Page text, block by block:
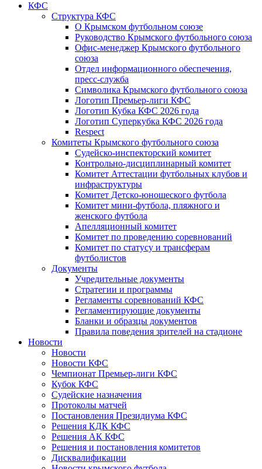
КФС
Структура КФС
О Крымском футбольном союзе
Руководство Крымского футбольного союза
Офис-менеджер Крымского футбольного
союза
Отдел информационного обеспечения,
пресс-служба
Символика Крымского футбольного союза
Логотип Премьер-лиги КФС
Логотип Кубка КФС 2026 года
Логотип Суперкубка КФС 2026 года
Respect
Комитеты Крымского футбольного союза
Судейско-инспекторский комитет
Контрольно-дисциплинарный комитет
Комитет Аттестации футбольных клубов и
инфраструктуры
Комитет Детско-юношеского футбола
Комитет мини-футбола, пляжного и
женского футбола
Апелляционный комитет
Комитет по проведению соревнований
Комитет по статусу и трансферам
футболистов
Документы
Учредительные документы
Стратегии и программы
Регламенты соревнований КФС
Регламентирующие документы
Бланки и образцы документов
Правила поведения зрителей на стадионе
Новости
Новости
Новости КФС
Чемпионат Премьер-лиги КФС
Кубок КФС
Судейские назначения
Протоколы матчей
Постановления Президиума КФС
Решения КДК КФС
Решения АК КФС
Решения и постановления комитетов
Дисквалификации